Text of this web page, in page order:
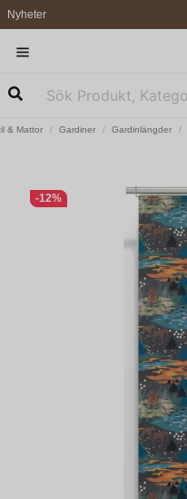
Nyheter
& Mattor Gardiner Gardinlängder
-12%